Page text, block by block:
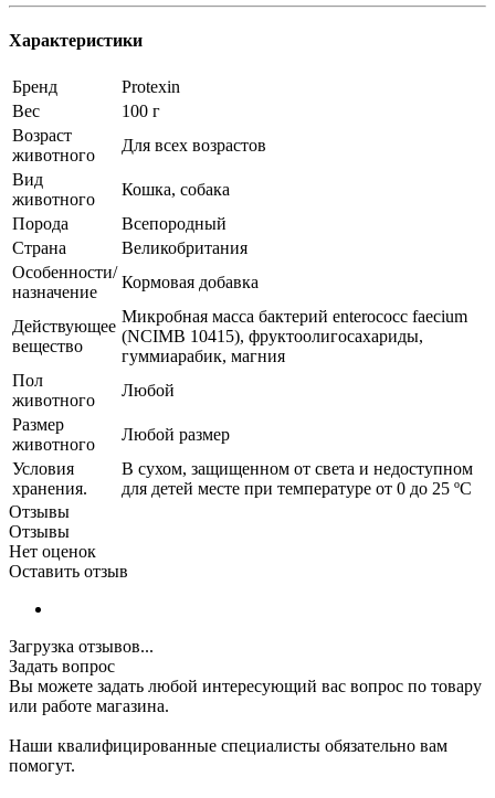
Характеристики
Бренд
Protexin
Вес
100 г
Возраст
животного
Для всех возрастов
Вид
животного
Кошка, собака
Порода
Всепородный
Страна
Великобритания
Особенности/
назначение
Кормовая добавка
Действующее
вещество
Микробная масса бактерий enterососс faecium
(NCIMB 10415), фруктоолигосахариды,
гуммиарабик, магния
Пол
животного
Любой
Размер
животного
Любой размер
Условия
хранения.
В сухом, защищенном от света и недоступном
для детей месте при температуре от 0 до 25 ºС
Отзывы
Отзывы
Нет оценок
Оставить отзыв
Загрузка отзывов...
Задать вопрос
Вы можете задать любой интересующий вас вопрос по товару
или работе магазина.
Наши квалифицированные специалисты обязательно вам
помогут.